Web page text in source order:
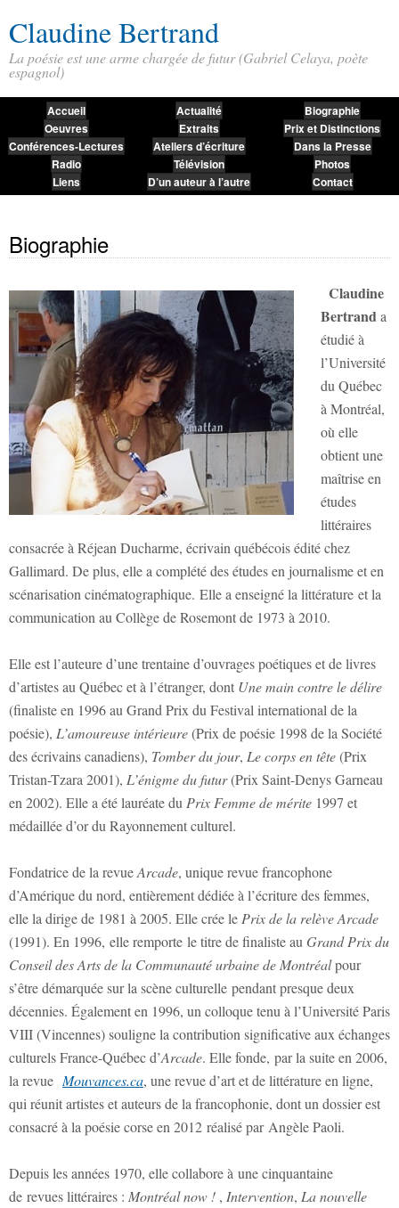
Claudine Bertrand
La poésie est une arme chargée de futur (Gabriel Celaya, poète
espagnol)
Accueil Actualité
Biographie
Oeuvres
Extraits
Prix et Distinctions
Conférences-Lectures
Ateliers d’écriture
Dans la Presse
Radio
Télévision
Photos
Liens
D’un auteur à l’autre Contact
Biographie
Claudine
Bertranda
étudié à
l’Université
du Québec
à Montréal,
où elle
obtient une
maîtrise en
études
littéraires
consacrée à Réjean Ducharme, écrivain québécois édité chez
Gallimard. De plus, elle a complété des études en journalisme et en
scénarisation cinématographique. Elle a enseigné la littérature et la
communication au Collège de Rosemont de 1973 à 2010.
Elle est l’auteure d’une trentaine d’ouvrages poétiques et de livres
d’artistes au Québec et à l’étranger, dont Une main contre le délire
(finaliste en 1996 au Grand Prix du Festival international de la
poésie), L’amoureuse intérieure(Prix de poésie 1998 de la Société
des écrivains canadiens), Tomber du jour, Le corps en tête(Prix
Tristan-Tzara 2001), L’énigme du futur(Prix Saint-Denys Garneau
en 2002). Elle a été lauréate du Prix Femme de mérite 1997 et
médaillée d’or du Rayonnement culturel.
Fondatrice de la revueArcade, unique revue francophone
d’Amérique du nord, entièrement dédiée à l’écriture des femmes,
elle la dirige de 1981 à 2005. Elle crée le Prix de la relève Arcade
(1991). En 1996, elle remporte le titre de finaliste au Grand Prix du
Conseil des Arts de la Communauté urbaine de Montréalpour
s’être démarquée sur la scène culturelle pendant presque deux
décennies. Également en 1996, un colloque tenu à l’Université Paris
VIII (Vincennes) souligne la contribution significative aux échanges
culturels France-Québec d’Arcade. Elle fonde, par la suite en 2006,
la revue Mouvances.ca, une revue d’art et de littérature en ligne,
qui réunit artistes et auteurs de la francophonie, dont un dossier est
consacré à la poésie corse en 2012 réalisé par Angèle Paoli.
Depuis les années 1970, elle collabore à une cinquantaine
de revues littéraires : Montréal now ! , Intervention, La nouvelle